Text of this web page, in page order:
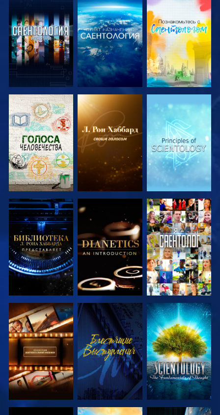
СМОТРЕТЬ
ПЕРЕДАЧИ
СМОТРЕТЬ
ПЕРЕДАЧИ
СМОТРЕТЬ
ПЕРЕДАЧИ
СМОТРЕТЬ
ПЕРЕДАЧИ
СМОТРЕТЬ
ПЕРЕДАЧИ
СМОТРЕТЬ
СМОТРЕТЬ
ПЕРЕДАЧИ
СМОТРЕТЬ
СМОТРЕТЬ
ПЕРЕДАЧИ